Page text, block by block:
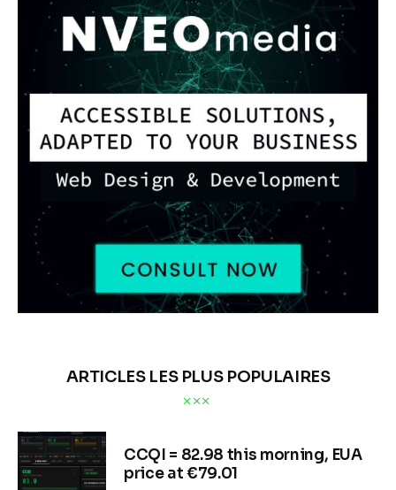
ARTICLES LES PLUS POPULAIRES
CCQI = 82.98 this morning, EUA
price at €79.01